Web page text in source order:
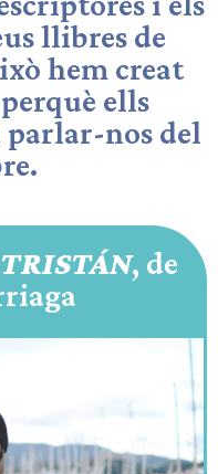
llibres de
hem creat
ells
nos del
, de